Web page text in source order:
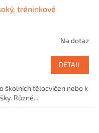
tréninkové
Na dotaz
DETAIL
školních tělocvičen nebo k
Různé...